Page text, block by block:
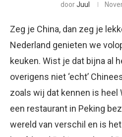
doorJuul
Zeg je China, dan zeg je
Nederland genieten we
keuken. Wist je dat bijna al
overigens niet ‘echt’
zoals wij dat kennen is
een restaurant in Peking
wereld van verschil en is